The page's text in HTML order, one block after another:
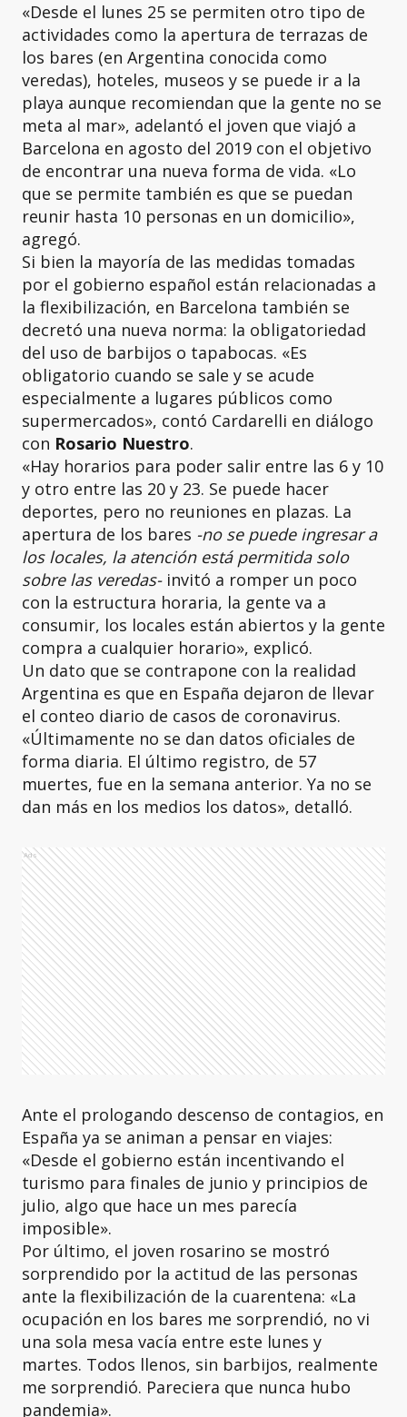
«Desde el lunes 25 se permiten otro tipo de
actividades como la apertura de terrazas de
los bares (en Argentina conocida como
veredas), hoteles, museos y se puede ir a la
playa aunque recomiendan que la gente no se
meta al mar», adelantó el joven que viajó a
Barcelona en agosto del 2019 con el objetivo
de encontrar una nueva forma de vida. «Lo
que se permite también es que se puedan
reunir hasta 10 personas en un domicilio»,
agregó.
Si bien la mayoría de las medidas tomadas
por el gobierno español están relacionadas a
la flexibilización, en Barcelona también se
decretó una nueva norma: la obligatoriedad
del uso de barbijos o tapabocas. «Es
obligatorio cuando se sale y se acude
especialmente a lugares públicos como
supermercados», contó Cardarelli en diálogo
con Rosario Nuestro.
«Hay horarios para poder salir entre las 6 y 10
y otro entre las 20 y 23. Se puede hacer
deportes, pero no reuniones en plazas. La
apertura de los bares -no se puede ingresar a
los locales, la atención está permitida solo
sobre las veredas-invitó a romper un poco
con la estructura horaria, la gente va a
consumir, los locales están abiertos y la gente
compra a cualquier horario», explicó.
Un dato que se contrapone con la realidad
Argentina es que en España dejaron de llevar
el conteo diario de casos de coronavirus.
«Últimamente no se dan datos oficiales de
forma diaria. El último registro, de 57
muertes, fue en la semana anterior. Ya no se
dan más en los medios los datos», detalló.
Ads
Ante el prologando descenso de contagios, en
España ya se animan a pensar en viajes:
«Desde el gobierno están incentivando el
turismo para finales de junio y principios de
julio, algo que hace un mes parecía
imposible».
Por último, el joven rosarino se mostró
sorprendido por la actitud de las personas
ante la flexibilización de la cuarentena: «La
ocupación en los bares me sorprendió, no vi
una sola mesa vacía entre este lunes y
martes. Todos llenos, sin barbijos, realmente
me sorprendió. Pareciera que nunca hubo
pandemia».